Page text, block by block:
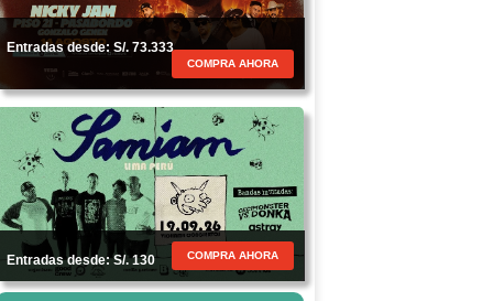
Entradas desde: S/. 73.333
COMPRA AHORA
Entradas desde: S/. 130 COMPRA AHORA